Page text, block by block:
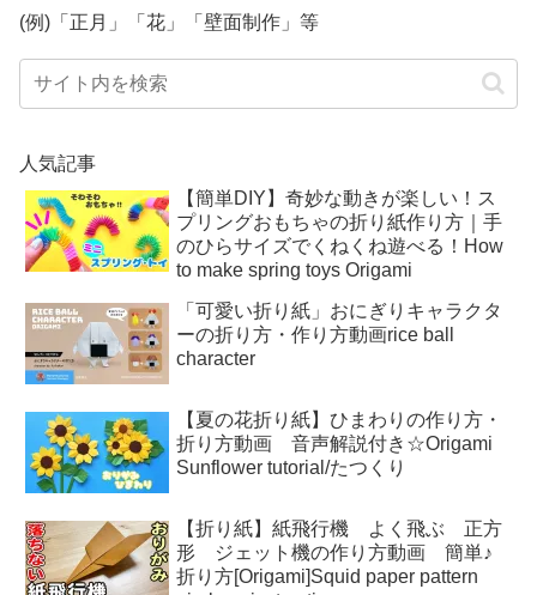
(例)「正月」「花」「壁面制作」等
人気記事
【簡単DIY】奇妙な動きが楽しい！ス
プリングおもちゃの折り紙作り方｜手
のひらサイズでくねくね遊べる！How
to make spring toys Origami
「可愛い折り紙」おにぎりキャラクタ
ーの折り方・作り方動画rice ball
character
【夏の花折り紙】ひまわりの作り方・
折り方動画 音声解説付き☆Origami
Sunflower tutorial/たつくり
【折り紙】紙飛行機 よく飛ぶ 正方
形 ジェット機の作り方動画 簡単♪
折り方[Origami]Squid paper pattern